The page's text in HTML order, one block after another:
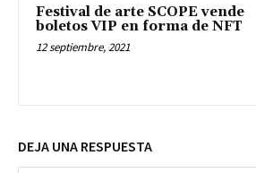
Festival de arte SCOPE vende
boletos VIP en forma de NFT
12 septiembre, 2021
DEJA UNA RESPUESTA